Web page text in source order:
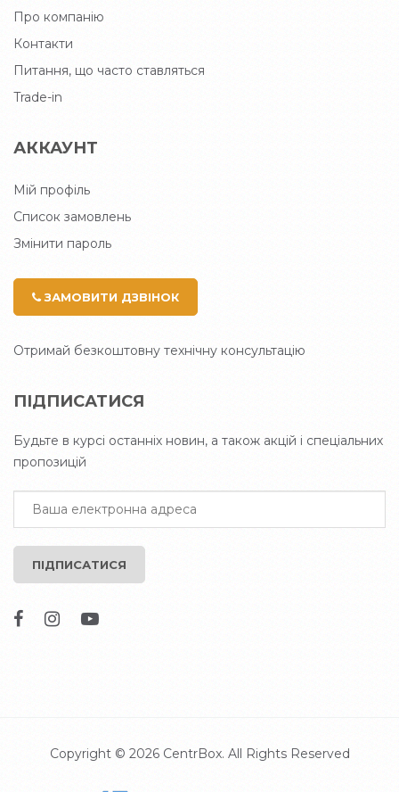
Про компанію
Контакти
Питання, що часто ставляться
Trade-in
АККАУНТ
Мій профіль
Список замовлень
Змінити пароль
ЗАМОВИТИ ДЗВІНОК
Отримай безкоштовну технічну консультацію
ПІДПИСАТИСЯ
Будьте в курсі останніх новин, а також акцій і спеціальних
пропозицій
ПІДПИСАТИСЯ
Copyright © 2026 CentrBox. All Rights Reserved